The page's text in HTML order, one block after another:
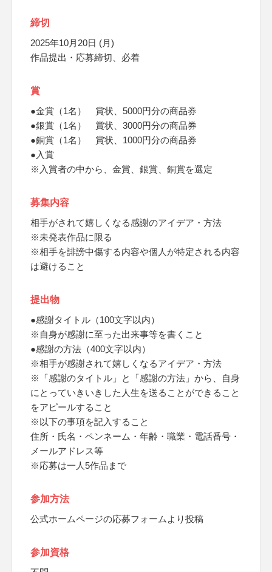
締切
2025年10月20日 (月)
作品提出・応募締切、必着
賞
●金賞（1名） 賞状、5000円分の商品券
●銀賞（1名） 賞状、3000円分の商品券
●銅賞（1名） 賞状、1000円分の商品券
●入賞
※入賞者の中から、金賞、銀賞、銅賞を選定
募集内容
相手がされて嬉しくなる感謝のアイデア・方法
※未発表作品に限る
※相手を誹謗中傷する内容や個人が特定される内容
は避けること
提出物
●感謝タイトル（100文字以内）
※自身が感謝に至った出来事等を書くこと
●感謝の方法（400文字以内）
※相手が感謝されて嬉しくなるアイデア・方法
※「感謝のタイトル」と「感謝の方法」から、自身
にとっていきいきした人生を送ることができること
をアピールすること
※以下の事項を記入すること
住所・氏名・ペンネーム・年齢・職業・電話番号・
メールアドレス等
※応募は一人5作品まで
参加方法
公式ホームページの応募フォームより投稿
参加資格